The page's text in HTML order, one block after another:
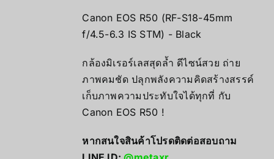
Canon EOS R50 (RF-S18-45mm
f/4.5-6.3 IS STM) - Black
กล้องมิเรอร์เลสสุดล้ำ ดีไซน์สวย ถ่าย
ภาพคมชัด ปลุกพลังความคิดสร้างสรรค์
เก็บภาพความประทับใจได้ทุกที่ กับ
Canon EOS R50 !
หากสนใจสินค้าโปรดติดต่อสอบถาม